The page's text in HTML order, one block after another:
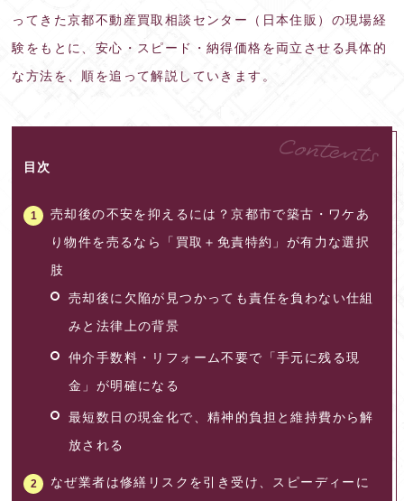
ってきた京都不動産買取相談センター（日本住販）の現場経
験をもとに、安心・スピード・納得価格を両立させる具体的
な方法を、順を追って解説していきます。
目次
売却後の不安を抑えるには？京都市で築古・ワケあ
り物件を売るなら「買取＋免責特約」が有力な選択
肢
売却後に欠陥が見つかっても責任を負わない仕組
みと法律上の背景
仲介手数料・リフォーム不要で「手元に残る現
金」が明確になる
最短数日の現金化で、精神的負担と維持費から解
放される
なぜ業者は修繕リスクを引き受け、スピーディーに